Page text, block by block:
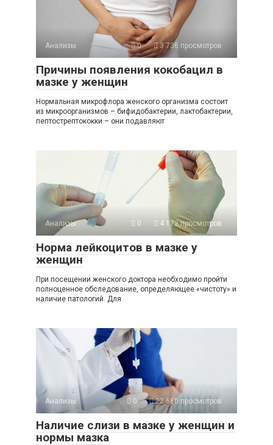
Анализы 0 3 736 просмотров
Причины появления кокобацил в
мазке у женщин
Нормальная микрофлора женского организма состоит
из микроорганизмов – бифидобактерии, лактобактерии,
пептострептококки – они подавляют
Анализы 0 4 172 просмотров
Норма лейкоцитов в мазке у
женщин
При посещении женского доктора необходимо пройти
полноценное обследование, определяющее «чистоту» и
наличие патологий. Для
Анализы 0 22 680 просмотров
Наличие слизи в мазке у женщин и
нормы мазка